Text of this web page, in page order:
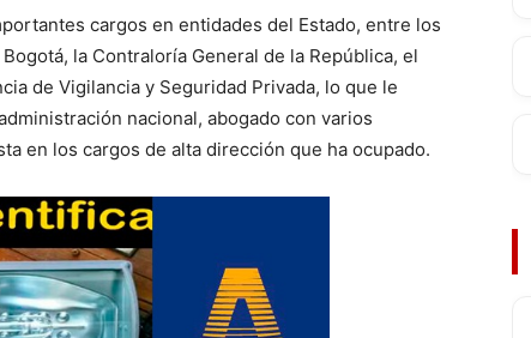
cargos en entidades del Estado, entre los
la Contraloría General de la República, el
de Vigilancia y Seguridad Privada, lo que le
nacional, abogado con varios
en los cargos de alta dirección que ha ocupado.